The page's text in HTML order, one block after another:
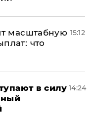
масштабную
что
15:12
в силу 14:24